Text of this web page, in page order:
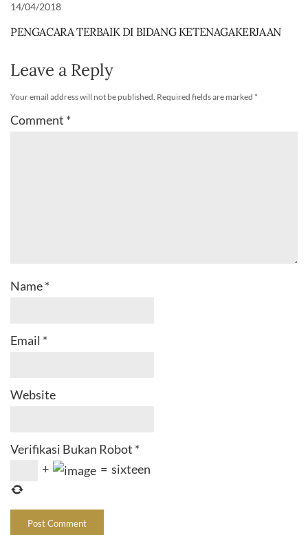
14/04/2018
PENGACARA TERBAIK DI BIDANG KETENAGAKERJAAN
Leave a Reply
Your email address will not be published. Required fields are marked *
Comment *
Name*
Email *
Website
Verifikasi Bukan Robot *
+
= sixteen